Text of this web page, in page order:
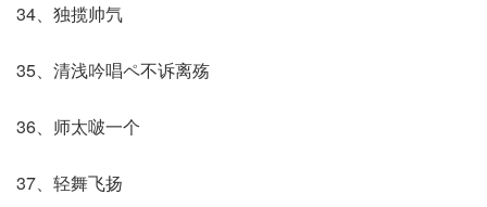
34、独揽帅氕
35、清浅吟唱ペ不诉离殇
36、师太啵一个
37、轻舞飞扬